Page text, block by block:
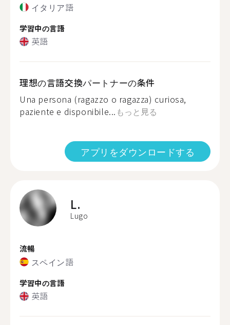
イタリア語
学習中の言語
英語
理想の言語交換パートナーの条件
Una persona (ragazzo o ragazza) curiosa,
paziente e disponibile... もっと見る
アプリをダウンロードする
L.
Lugo
流暢
スペイン語
学習中の言語
英語